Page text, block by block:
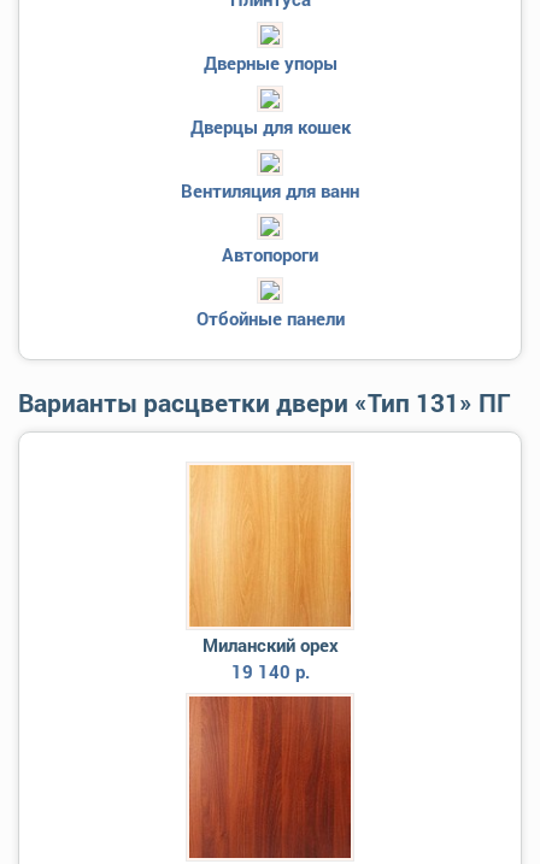
Дверные упоры
Дверцы для кошек
Вентиляция для ванн
Автопороги
Отбойные панели
Варианты расцветки двери «Тип 131» ПГ
Миланский орех
19 140 р.